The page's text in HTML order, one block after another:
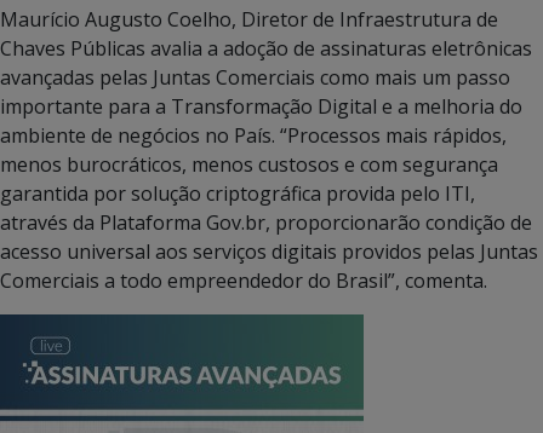
Maurício Augusto Coelho, Diretor de Infraestrutura de
Chaves Públicas avalia a adoção de assinaturas eletrônicas
avançadas pelas Juntas Comerciais como mais um passo
importante para a Transformação Digital e a melhoria do
ambiente de negócios no País. “Processos mais rápidos,
menos burocráticos, menos custosos e com segurança
garantida por solução criptográfica provida pelo ITI,
através da Plataforma Gov.br, proporcionarão condição de
acesso universal aos serviços digitais providos pelas Juntas
Comerciais a todo empreendedor do Brasil”, comenta.